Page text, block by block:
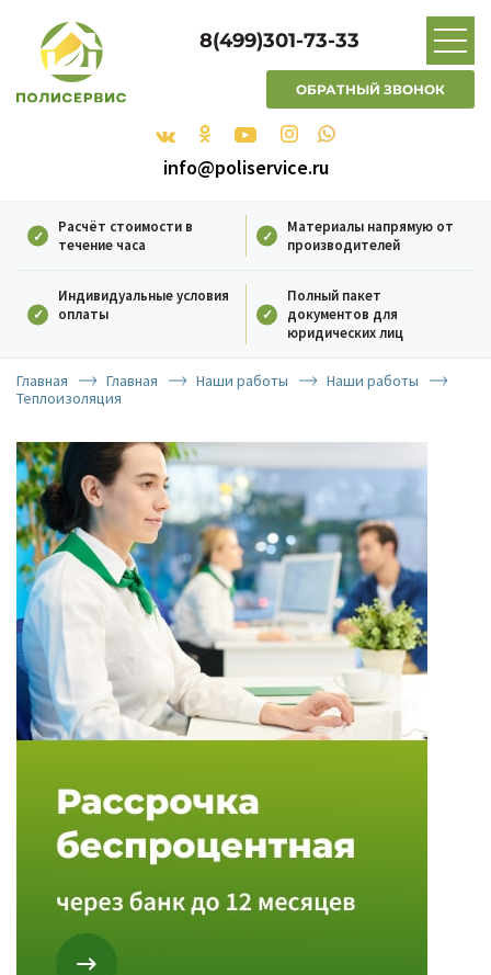
8(499)301-73-33
ОБРАТНЫЙ ЗВОНОК
info@poliservice.ru
Расчёт стоимости в
течение часа
Материалы напрямую от
производителей
Индивидуальные условия
оплаты
Полный пакет
документов для
юридических лиц
Главная Главная Наши работы
Наши работы
Теплоизоляция